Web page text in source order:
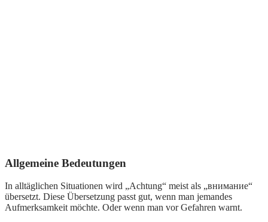
Allgemeine Bedeutungen
In alltäglichen Situationen wird „Achtung“ meist als „внимание“
übersetzt. Diese Übersetzung passt gut, wenn man jemandes
Aufmerksamkeit möchte. Oder wenn man vor Gefahren warnt.